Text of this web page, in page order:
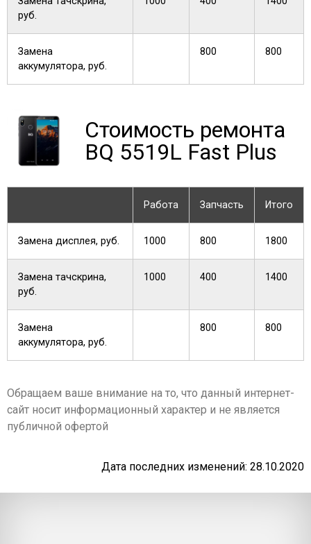
руб.
Замена
аккумулятора, руб.
800 800
Стоимость ремонта
BQ 5519L Fast Plus
Работа Запчасть Итого
Замена дисплея, руб. 1000 800 1800
Замена тачскрина,
руб.
1000 400 1400
Замена
аккумулятора, руб.
800 800
Обращаем ваше внимание на то, что данный интернет-
сайт носит информационный характер и не является
публичной офертой
Дата последних изменений: 28.10.2020